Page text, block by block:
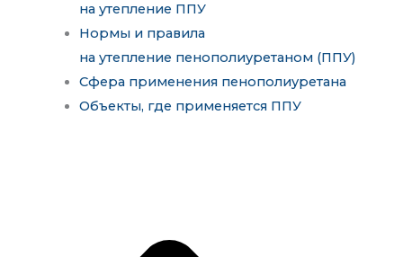
на утепление ППУ
Нормы и правила
на утепление пенополиуретаном (ППУ)
Сфера применения пенополиуретана
Объекты, где применяется ППУ